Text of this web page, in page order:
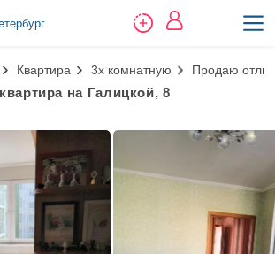
Квартира 3х комнатную Продаю
на Галицкой, 8